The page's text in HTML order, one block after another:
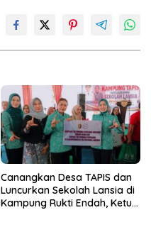
Canangkan Desa TAPIS dan
Luncurkan Sekolah Lansia di
Kampung Rukti Endah, Ketua